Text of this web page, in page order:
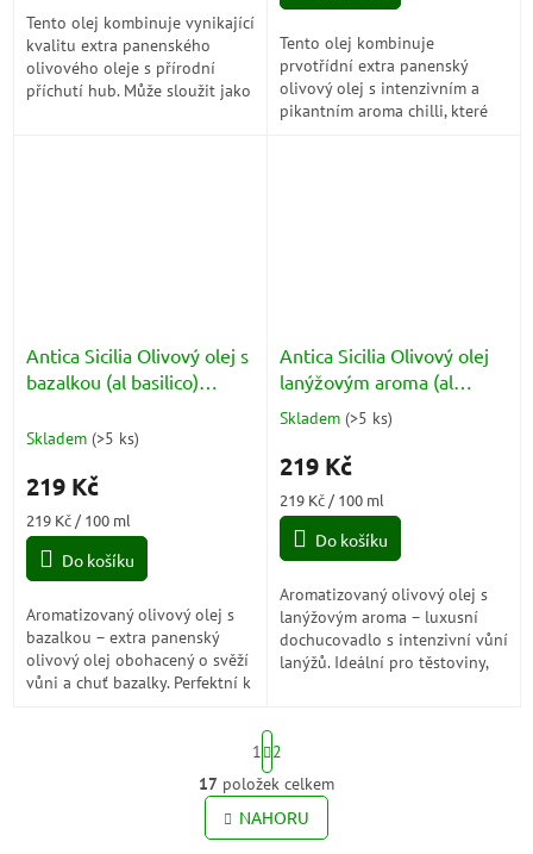
Tento olej kombinuje vynikající
kvalitu extra panenského
olivového oleje s přírodní
příchutí hub. Může sloužit jako
Tento olej kombinuje
prvotřídní extra panenský
olivový olej s intenzivním a
pikantním aroma chilli, které
Antica Sicilia Olivový olej s
bazalkou (al basilico)
Skladem (>5 ks)
219 Kč
Měrná
cena:
219 Kč / 100 ml
Do košíku
Aromatizovaný olivový olej s
bazalkou – extra panenský
olivový olej obohacený o svěží
vůni a chuť bazalky. Perfektní k
Antica Sicilia Olivový olej
lanýžovým aroma (al
tartufo) 100ml
Průměrné
produktu
5,0
5
Skladem (>5 ks)
219 Kč
Měrná
cena:
219 Kč / 100 ml
Do košíku
Aromatizovaný olivový olej s
lanýžovým aroma – luxusní
dochucovadlo s intenzivní vůní
lanýžů. Ideální pro těstoviny,
O
v
l
S
t
r
á
n
k
1
2
17 položek celkem
NAHORU